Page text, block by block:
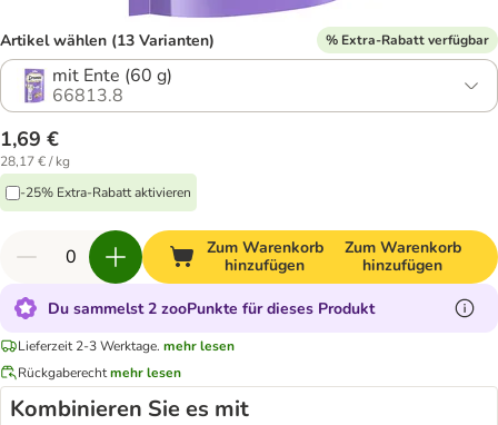
Artikel wählen (13 Varianten) % Extra-Rabatt verfügbar
mit Ente (60 g)
66813.8
1,69 €
28,17 € / kg
-25% Extra-Rabatt aktivieren
Zum Warenkorb
hinzufügen
Zum Warenkorb
hinzufügen
Du sammelst 2 zooPunkte für dieses Produkt
Lieferzeit 2-3 Werktage. mehr lesen
Rückgaberechtmehr lesen
Kombinieren Sie es mit